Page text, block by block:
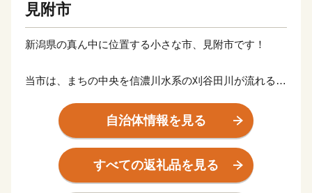
見附市
新潟県の真ん中に位置する小さな市、見附市です！
当市は、まちの中央を信濃川水系の刈谷田川が流れる自
って、毎年美味しい新潟米が収穫されています。
産業面では古くから繊維の町として栄え、現在では全国
有数のニットの産地として、世界的な高級ブランド製品
や百貨店に並ぶニットなどを生産しています。
自治体情報を見る
すべての返礼品を見る